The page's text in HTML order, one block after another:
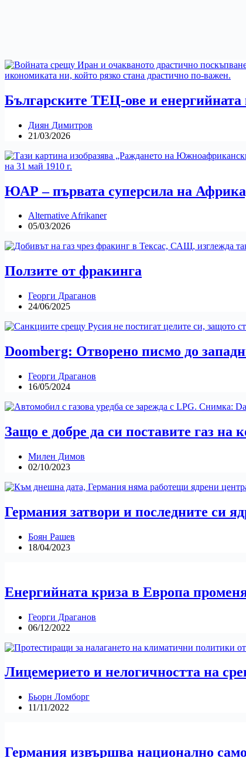
Българските ТЕЦ-ове и енергийната
Диян Димитров
21/03/2026
ЮАР – първата суперсила на
Alternative Afrikaner
05/03/2026
Ползите от фракинга
Георги Драганов
24/06/2025
Doomberg: Отворено писмо до
Георги Драганов
16/05/2024
Защо е добре да си поставите газ на
Милен Димов
02/10/2023
Германия затвори и последните си
Боян Рашев
18/04/2023
Енергийната криза в Европа
Георги Драганов
06/12/2022
Лицемерието и нелогичността на
Бьорн Ломборг
11/11/2022
Германия извършва национално